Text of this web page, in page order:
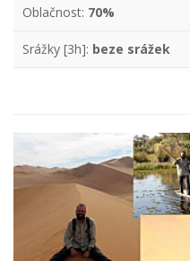
Oblačnost: 70%
Srážky [3h]: beze srážek